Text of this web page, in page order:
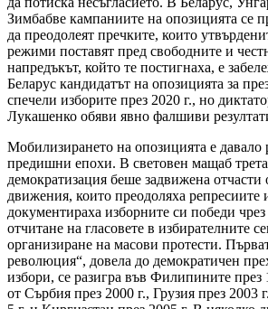
Зимбабве кампаниите на опозицията се
да преодолеят пречките, които
режими поставят пред свободните и
напредъкът, който те постигнаха, е
Беларус кандидатът на опозицията за
спечели изборите през 2020 г., но
Лукашенко обяви явно фалшиви
Мобилизирането на опозицията е давало
предишни епохи. В световен мащаб
демократизация беше задвижена
движения, които преодоляха репресиите
документираха изборните си победи
отчитане на гласовете в избирателните
организиране на масови протести.
революция“, довела до демократичен
избори, се разигра във Филипините през
от Сърбия през 2000 г., Грузия през 2003